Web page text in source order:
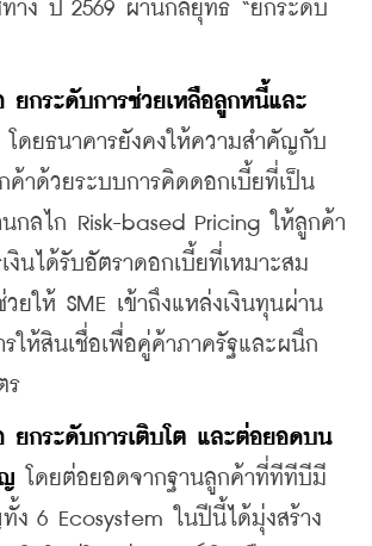
าง ปี 2569 ผ่านกลยุทธ์ “ยกระดับ
กระดับการช่วยเหลือลูกหนี้และ
โดยธนาคารยังคงให้ความสำคัญกับ
ค้าด้วยระบบการคิดดอกเบี้ยที่เป็น
กลไก Risk-based Pricing ให้ลูกค้า
งินได้รับอัตราดอกเบี้ยที่เหมาะสม
ยให้ SME เข้าถึงแหล่งเงินทุนผ่าน
ให้สินเชื่อเพื่อคู่ค้าภาครัฐและผนึก
ร
ยกระดับการเติบโต และต่อยอดบน
โดยต่อยอดจากฐานลูกค้าที่ทีทีบีมี
ง 6 Ecosystem ในปีนี้ได้มุ่งสร้าง